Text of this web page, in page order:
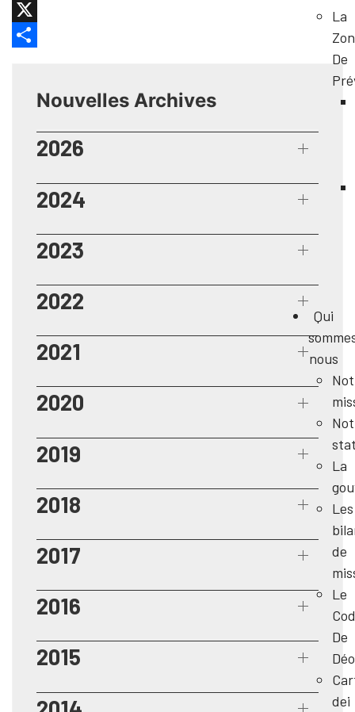
La
De
Qui
nous
La
Les
de
Le
De
dei
Facebook
X
Nouvelles Archives
2026
2024
2023
2022
2021
2020
2019
2018
2017
2016
2015